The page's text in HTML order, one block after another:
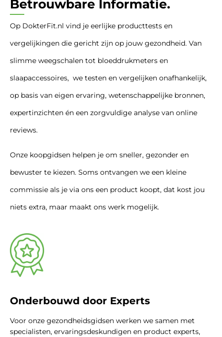
Betrouwbare Informatie.
Op DokterFit.nl vind je eerlijke producttests en
vergelijkingen die gericht zijn op jouw gezondheid. Van
slimme weegschalen tot bloeddrukmeters en
slaapaccessoires, we testen en vergelijken onafhankelijk,
op basis van eigen ervaring, wetenschappelijke bronnen,
expertinzichten én een zorgvuldige analyse van online
reviews.
Onze koopgidsen helpen je om sneller, gezonder en
bewuster te kiezen. Soms ontvangen we een kleine
commissie als je via ons een product koopt, dat kost jou
niets extra, maar maakt ons werk mogelijk.
Onderbouwd door Experts
Voor onze gezondheidsgidsen werken we samen met
specialisten, ervaringsdeskundigen en product experts,